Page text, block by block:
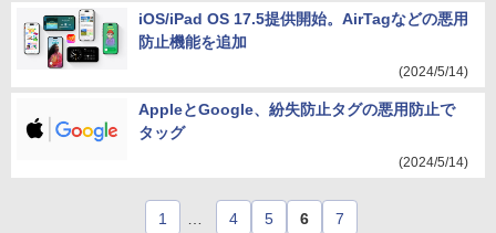
iOS/iPad OS 17.5提供開始。AirTagなどの悪用
防止機能を追加
(2024/5/14)
AppleとGoogle、紛失防止タグの悪用防止で
タッグ
(2024/5/14)
1 4 5 6 7